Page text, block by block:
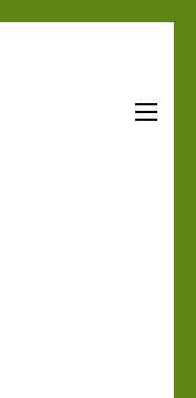
Kebahagiaan Dunia-